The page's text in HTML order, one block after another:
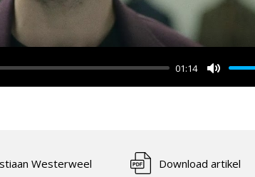
01:14
Westerweel Download artikel